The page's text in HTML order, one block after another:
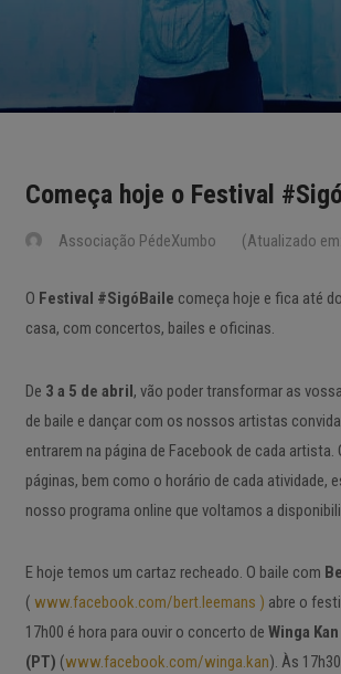
Começa hoje o Festival
Associação PédeXumbo (Atualizado
O Festival #SigóBaile começa hoje e fica até
casa, com concertos, bailes e oficinas.
De 3 a 5 de abril, vão poder transformar as
de baile e dançar com os nossos artistas
entrarem na página de Facebook de cada artista.
páginas, bem como o horário de cada atividade,
nosso programa online que voltamos a
E hoje temos um cartaz recheado. O baile com
( www.facebook.com/bert.leemans ) abre o
17h00 é hora para ouvir o concerto de Winga Kan
(PT) (www.facebook.com/winga.kan). Às